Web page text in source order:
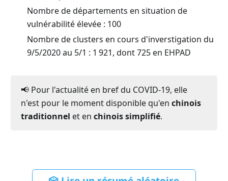
Nombre de départements en situation de
vulnérabilité élevée : 100
Nombre de clusters en cours d'inverstigation du
9/5/2020 au 5/1 : 1 921, dont 725 en EHPAD
📢 Pour l'actualité en bref du COVID-19, elle
n'est pour le moment disponible qu'en chinois
traditionnel et en chinois simplifié.